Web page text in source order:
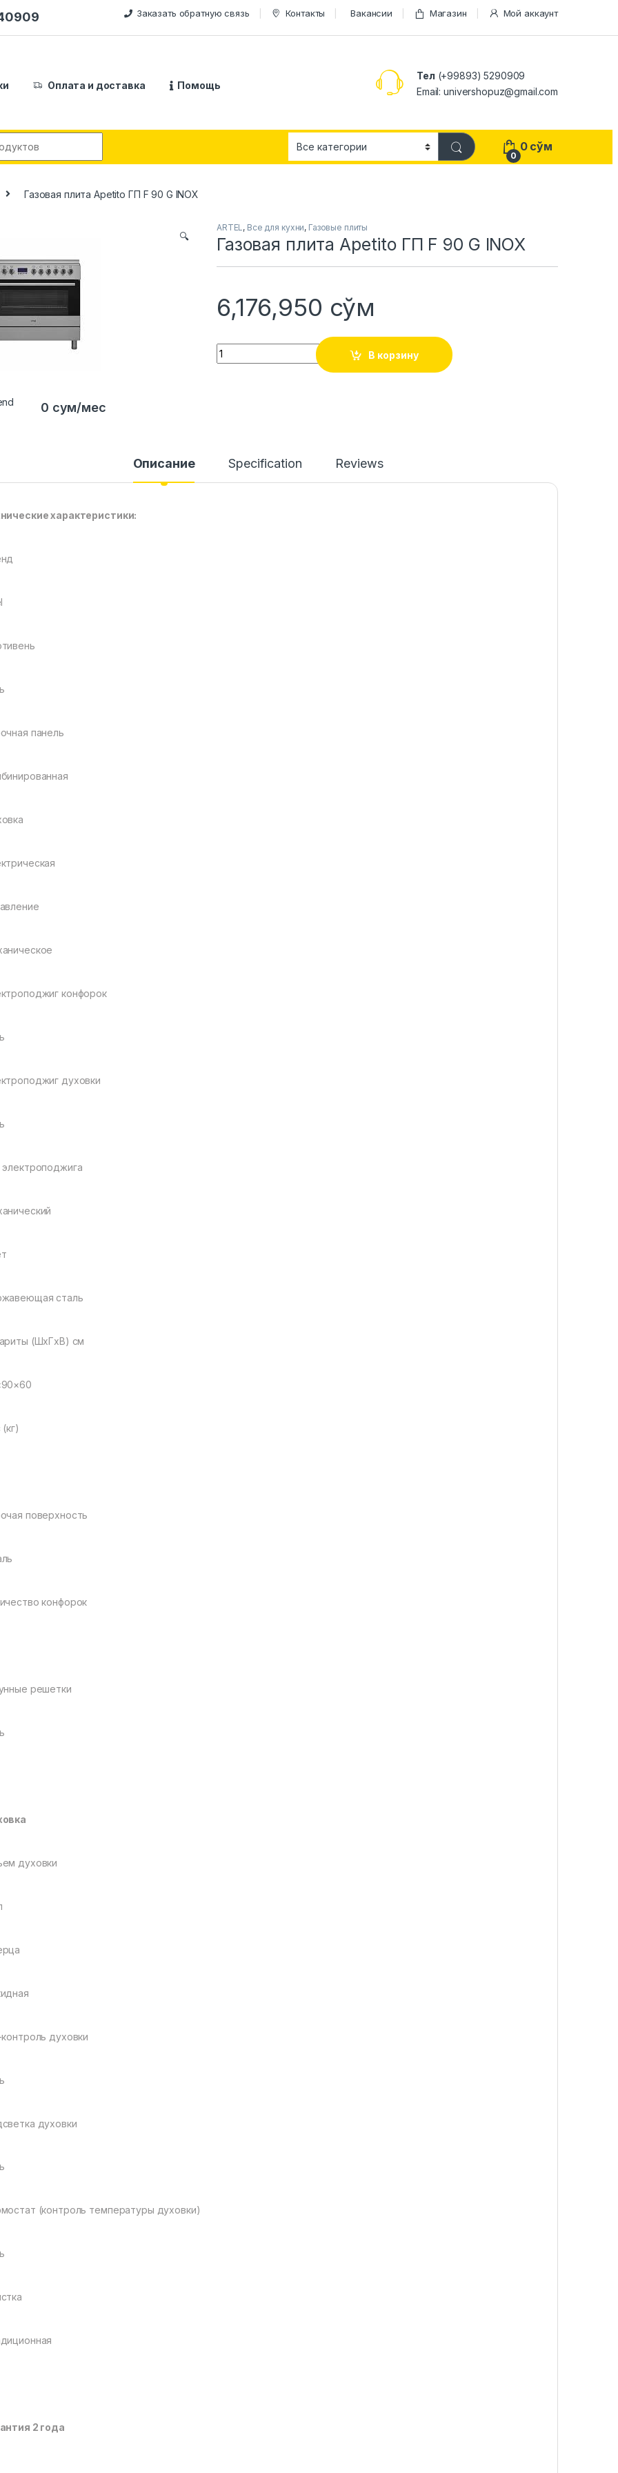
Заказать обратную связь Контакты Вакансии Магазин Мой аккаунт
Оплата и доставка Помощь
Тел (+99893) 5290909
Email: univershopuz@gmail.com
0
0 сўм
Газовая плита Apetito ГП F 90 G INOX
🔍
ARTEL, Все для кухни, Газовые плиты
Газовая плита Apetito ГП F 90 G INOX
6,176,950 сўм
Quantity
В корзину
0 сум/мес
Описание Specification Reviews
характеристики:
панель
конфорок
духовки
электроподжига
сталь
(ШxГxВ) см
поверхность
конфорок
решетки
духовки
контроль духовки
духовки
(контроль температуры духовки)
2 года